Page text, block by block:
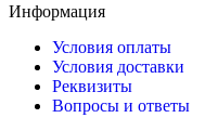
Информация
Условия оплаты
Условия доставки
Реквизиты
Вопросы и ответы